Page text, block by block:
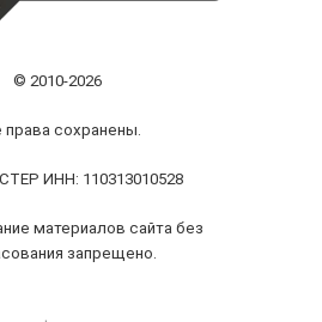
© 2010-2026
права сохранены.
ИНН: 110313010528
материалов сайта без
запрещено.